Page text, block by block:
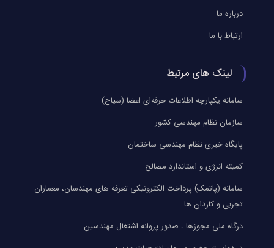
درباره ما
ارتباط با ما
لینک های مرتبط
سامانه یکپارچه اطلاعات حرفه‌ای اعضا (سیاح)
سازمان نظام مهندسی کشور
پایگاه خبری نظام مهندسی ساختمان
کمیته انرژی و استاندارد مصالح
سامانه (پاتمک) پرداخت الکترونیکی تعرفه های مهندسان، معماران
تجربی و کاردان ها
درگاه ملی مجوزها ، صدور پروانه اشتغال مهندسین